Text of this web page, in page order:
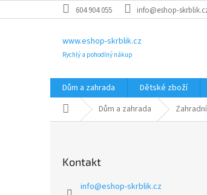
na
604 904 055 info@eshop-
www.eshop-skrblik.cz
Rychlý a pohodlný nákup
Dům a zahrada Dětské zboží
Domů Dům a zahrada
Kontakt
info@eshop-skrblik.cz